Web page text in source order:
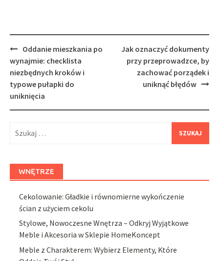
Post
navigation
Oddanie mieszkania po
wynajmie: checklista
niezbędnych kroków i
typowe pułapki do
uniknięcia
Jak oznaczyć dokumenty
przy przeprowadzce, by
zachować porządek i
uniknąć błędów
WNĘTRZE
Cekolowanie: Gładkie i równomierne wykończenie
ścian z użyciem cekolu
Stylowe, Nowoczesne Wnętrza – Odkryj Wyjątkowe
Meble i Akcesoria w Sklepie HomeKoncept
Meble z Charakterem: Wybierz Elementy, Które